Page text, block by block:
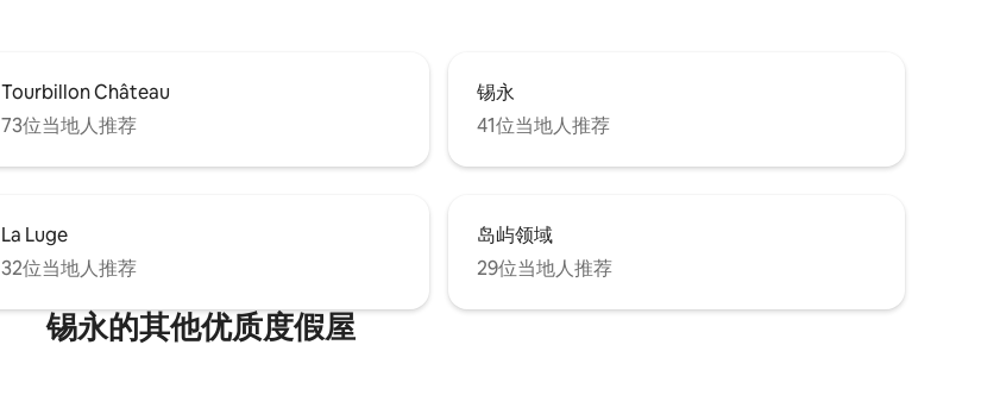
Tourbillon Château
73位当地人推荐
锡永
41位当地人推荐
La Luge
32位当地人推荐
岛屿领域
29位当地人推荐
锡永的其他优质度假屋